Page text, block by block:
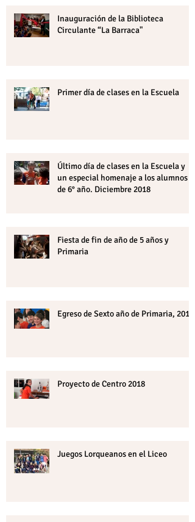
Inauguración de la Biblioteca
Circulante “La Barraca"
Primer día de clases en la Escuela
Último día de clases en la Escuela y
un especial homenaje a los alumnos
de 6° año. Diciembre 2018
Fiesta de fin de año de 5 años y
Primaria
Egreso de Sexto año de Primaria, 2018
Proyecto de Centro 2018
Juegos Lorqueanos en el Liceo